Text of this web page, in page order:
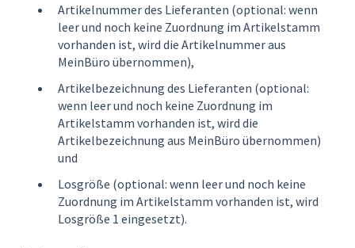
Artikelnummer des Lieferanten (optional: wenn
leer und noch keine Zuordnung im Artikelstamm
vorhanden ist, wird die Artikelnummer aus
MeinBüro übernommen),
Artikelbezeichnung des Lieferanten (optional:
wenn leer und noch keine Zuordnung im
Artikelstamm vorhanden ist, wird die
Artikelbezeichnung aus MeinBüro übernommen)
und
Losgröße (optional: wenn leer und noch keine
Zuordnung im Artikelstamm vorhanden ist, wird
Losgröße 1 eingesetzt).